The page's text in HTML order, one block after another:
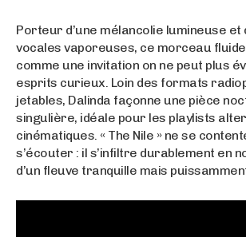
Porteur d’une mélancolie lumineuse et
vocales vaporeuses, ce morceau fluide
comme une invitation on ne peut plus
esprits curieux. Loin des formats
jetables, Dalinda façonne une pièce
singulière, idéale pour les playlists
cinématiques. « The Nile » ne se
s’écouter : il s’infiltre durablement en
d’un fleuve tranquille mais